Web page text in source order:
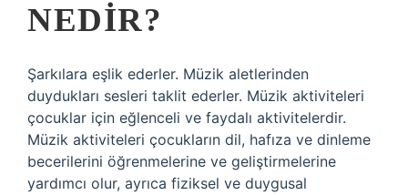
NEDIR?
Şarkılara eşlik ederler. Müzik aletlerinden
duydukları sesleri taklit ederler. Müzik aktiviteleri
çocuklar için eğlenceli ve faydalı aktivitelerdir.
Müzik aktiviteleri çocukların dil, hafıza ve dinleme
becerilerini öğrenmelerine ve geliştirmelerine
yardımcı olur, ayrıca fiziksel ve duygusal